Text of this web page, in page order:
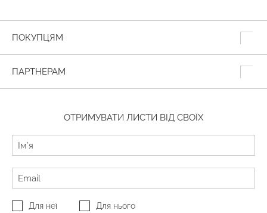
ПОКУПЦЯМ
ПАРТНЕРАМ
ОТРИМУВАТИ ЛИСТИ ВІД СВОЇХ
Для неї Для нього